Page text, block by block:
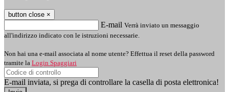
button close ×
E-mail Verrà inviato un messaggio
all'indirizzo indicato con le istruzioni necessarie.
Non hai una e-mail associata al nome utente? Effettua il reset della password
tramite la Login Spaggiari
E-mail inviata, si prega di controllare la casella di posta elettronica!